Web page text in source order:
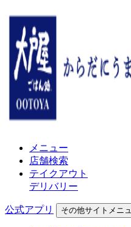
メニュー
店舗検索
テイクアウト
デリバリー
公式アプリ その他サイトメニ